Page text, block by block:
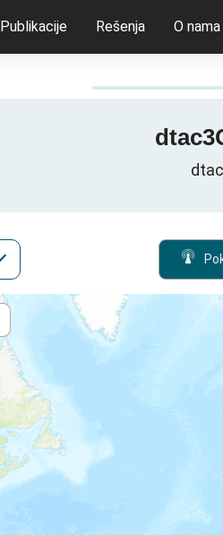
Publikacije Rešenja O nama